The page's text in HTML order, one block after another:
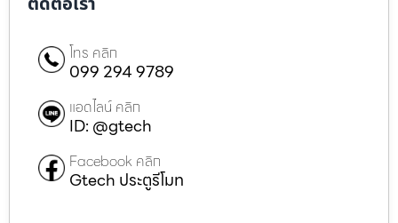
โทร คลิก
099 294 9789
แอดไลน์ คลิก
ID: @gtech
Facebook คลิก
Gtech ประตูรีโมท